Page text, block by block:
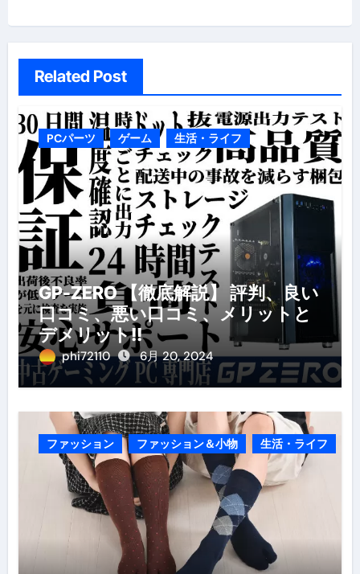
Related Post
PCパーツ ゲーム 生活・ライフ
GP-ZERO 【徹底解説】 評判、良い
口コミ、悪い口コミ、メリットと
デメリット!!
phi72110 6月 20, 2024
ファッション ファッション＆小物 生活・ライフ